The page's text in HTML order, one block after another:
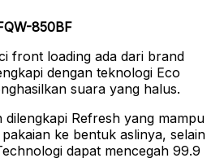
850BF
front loading ada dari brand
dengan teknologi Eco
suara yang halus.
dilengkapi Refresh yang mampu
ke bentuk aslinya, selain
dapat mencegah 99.9